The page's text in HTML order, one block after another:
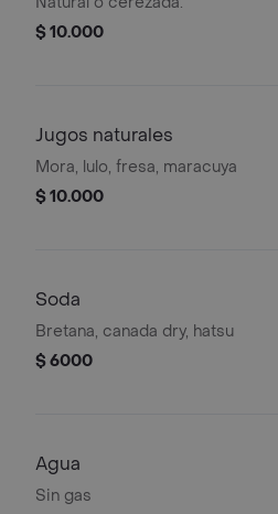
$ 10.000
Jugos naturales
Mora, lulo, fresa, maracuya
$ 10.000
Soda
Bretana, canada dry, hatsu
$ 6000
Agua
Sin gas